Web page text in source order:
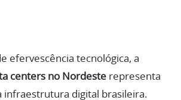
efervescência tecnológica, a
centers no Nordeste representa
infraestrutura digital brasileira.